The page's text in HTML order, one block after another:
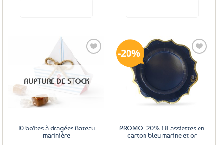
aux
favoris
RUPTURE DE STOCK
10 boîtes à dragées Bateau
marinière
20%
Ajouter
aux
favoris
PROMO -20% ! 8 assiettes en
carton bleu marine et or